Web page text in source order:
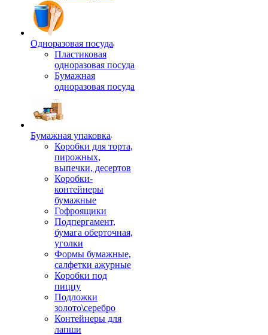
Одноразовая посуда
Пластиковая
одноразовая посуда
Бумажная
одноразовая посуда
Бумажная упаковка
Коробки для торта,
пирожных,
выпечки, десертов
Коробки-
контейнеры
бумажные
Гофроящики
Подпергамент,
бумага оберточная,
уголки
Формы бумажные,
салфетки ажурные
Коробки под
пиццу
Подложки
золото\серебро
Контейнеры для
лапши